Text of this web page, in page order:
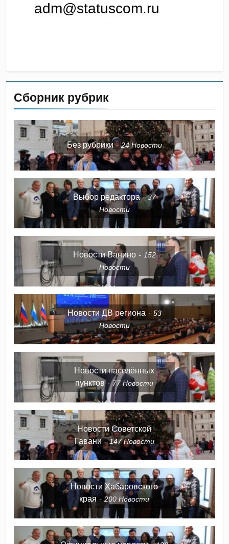
adm@statuscom.ru
Сборник рубрик
Без рубрики 24Новости
Выбор редактора
37
Новости
Новости Ванино
152
Новости
Новости ДВ региона
53
Новости
Новости населённых
пунктов
77Новости
Новости Советской
Гавани
147Новости
Новости Хабаровского
края
200Новости